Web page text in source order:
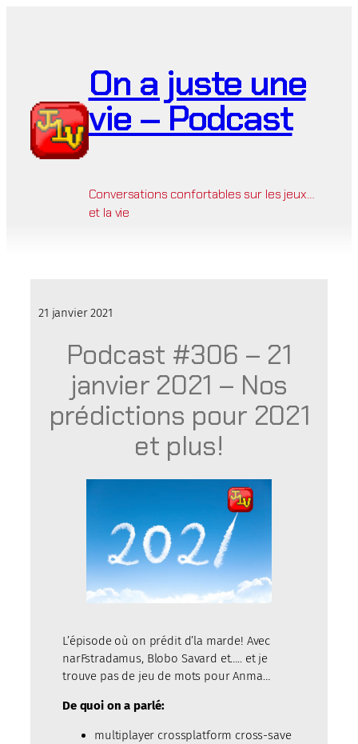
On a juste une
vie – Podcast
Conversations confortables sur les jeux…
et la vie
21 janvier 2021
Podcast #306 – 21
janvier 2021 – Nos
prédictions pour 2021
et plus!
L’épisode où on prédit d’la marde! Avec
narFstradamus, Blobo Savard et….. et je
trouve pas de jeu de mots pour Anma…
De quoi on a parlé:
multiplayer crossplatform cross-save